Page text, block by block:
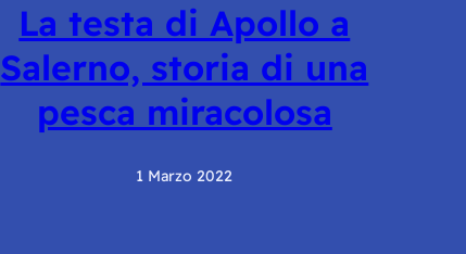
La testa di Apollo a
Salerno, storia di una
pesca miracolosa
1 Marzo 2022